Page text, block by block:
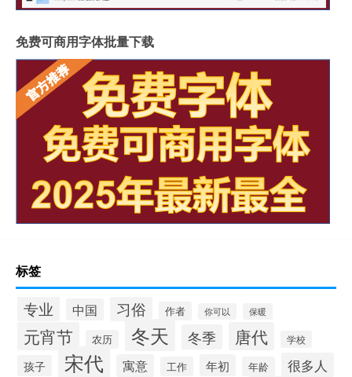
免费可商用字体批量下载
标签
专业 中国 习俗 作者 你可以 保暖
元宵节 农历 冬天 冬季 唐代 学校
孩子 宋代 寓意 工作 年初 年龄 很多人